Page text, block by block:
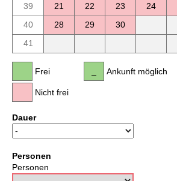
39
21 22 23 24
40
28 29
30
41
Frei
Nicht frei
Ankunft möglich
Dauer
Personen
Personen